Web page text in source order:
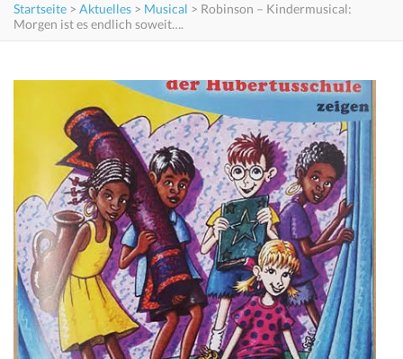
Startseite > Aktuelles > Musical > Robinson – Kindermusical:
Morgen ist es endlich soweit….